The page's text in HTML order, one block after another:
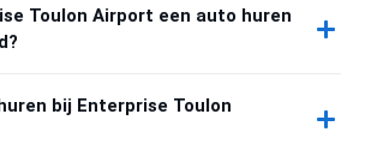
Toulon Airport een auto huren
bij Enterprise Toulon